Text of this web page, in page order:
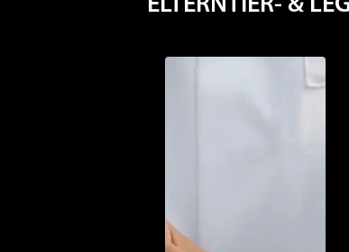
ELTERNTIER- &